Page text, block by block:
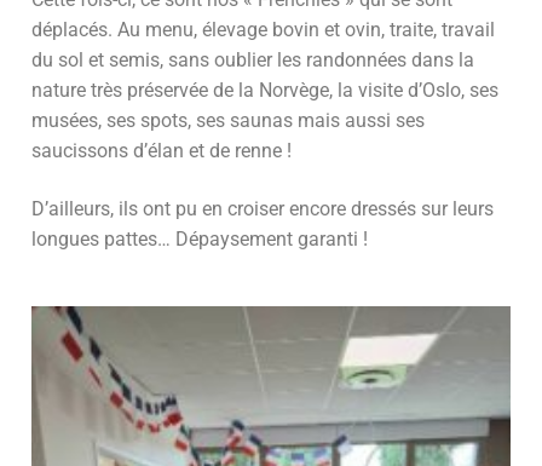
déplacés. Au menu, élevage bovin et ovin, traite, travail
du sol et semis, sans oublier les randonnées dans la
nature très préservée de la Norvège, la visite d’Oslo, ses
musées, ses spots, ses saunas mais aussi ses
saucissons d’élan et de renne !
D’ailleurs, ils ont pu en croiser encore dressés sur leurs
longues pattes… Dépaysement garanti !